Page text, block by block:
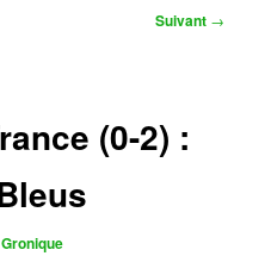
Suivant →
(0-2) :